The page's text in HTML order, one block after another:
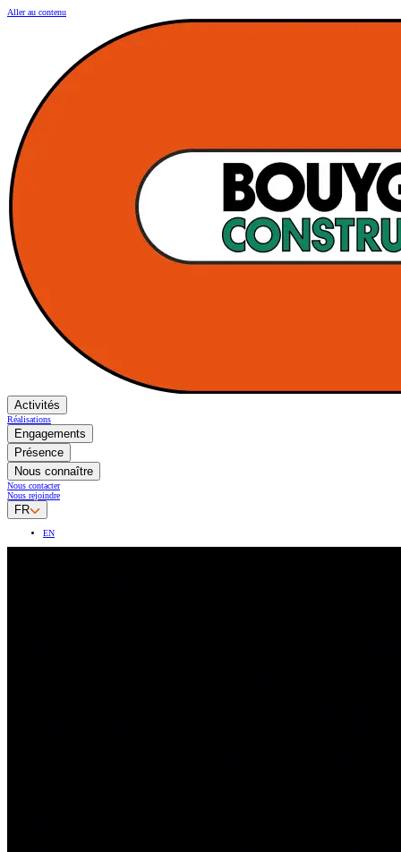
Aller au contenu
Activités
Réalisations
Engagements
Présence
Nous connaître
Nous contacter
Nous rejoindre
FR
EN